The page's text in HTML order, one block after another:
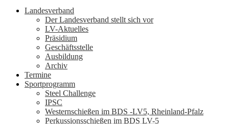
Landesverband
Der Landesverband stellt sich vor
LV-Aktuelles
Präsidium
Geschäftsstelle
Ausbildung
Archiv
Termine
Sportprogramm
Steel Challenge
IPSC
Westernschießen im BDS -LV5, Rheinland-Pfalz
Perkussionsschießen im BDS LV-5